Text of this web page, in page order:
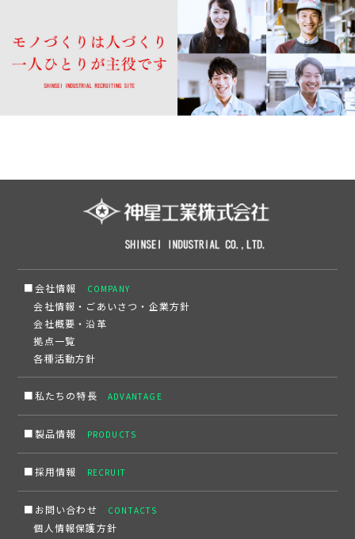
■会社情報 COMPANY
会社情報・ごあいさつ・企業方針
会社概要・沿革
拠点一覧
各種活動方針
■私たちの特長ADVANTAGE
■製品情報 PRODUCTS
■採用情報 RECRUIT
■お問い合わせ CONTACTS
個人情報保護方針